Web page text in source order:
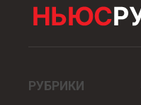
РУБРИКИ